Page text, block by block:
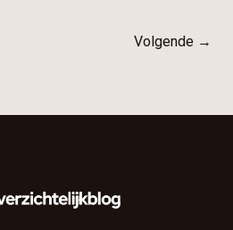
Volgende →